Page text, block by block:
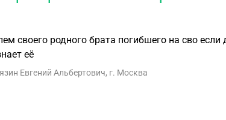
своего родного брата погибшего на сво если
её
Евгений Альбертович, г. Москва